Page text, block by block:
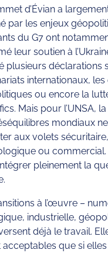
d’Évian a
par les enjeux
du G7 ont
leur soutien à
plusieurs déclarations
internationaux, les
ou encore la
Mais pour l’UNSA,
mondiaux
aux volets sécuritaire,
ou commercial.
pleinement la
à l’œuvre –
industrielle,
déjà le travail.
acceptables que si elles